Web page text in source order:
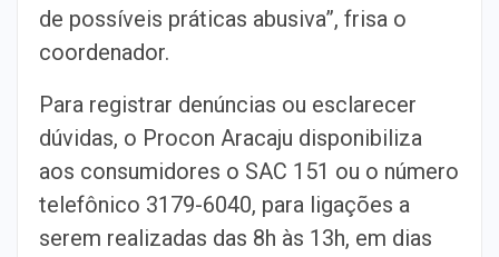
de possíveis práticas abusiva”, frisa o
coordenador.
Para registrar denúncias ou esclarecer
dúvidas, o Procon Aracaju disponibiliza
aos consumidores o SAC 151 ou o número
telefônico 3179-6040, para ligações a
serem realizadas das 8h às 13h, em dias